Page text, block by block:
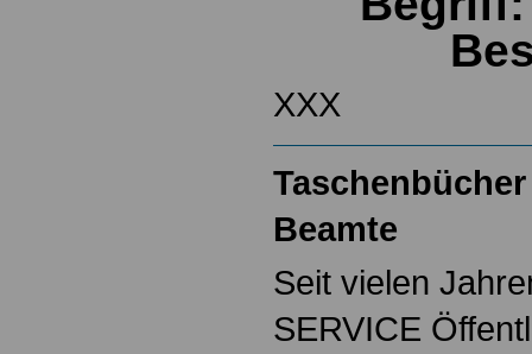
XXX
Beamte
Seit vielen
SERVICE